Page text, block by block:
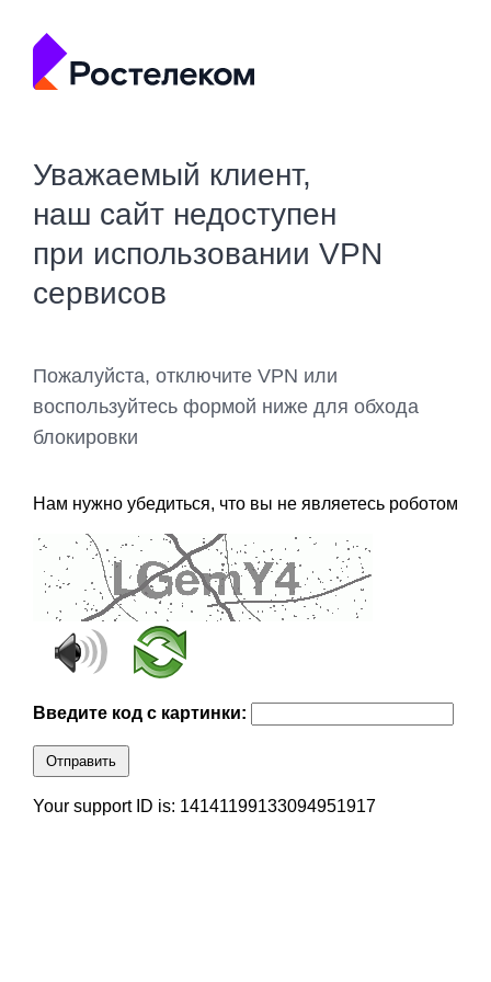
Уважаемый клиент,
наш сайт недоступен
при использовании VPN
сервисов
Пожалуйста, отключите VPN или
воспользуйтесь формой ниже для обхода
блокировки
Нам нужно убедиться, что вы не являетесь роботом
Введите код с картинки:
Отправить
Your support ID is: 14141199133094951917